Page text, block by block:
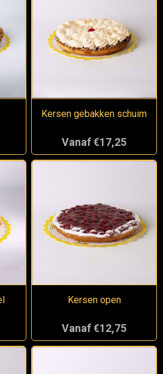
Kersen gebakken schuim
Vanaf €17,25
Kersen open
Vanaf €12,75